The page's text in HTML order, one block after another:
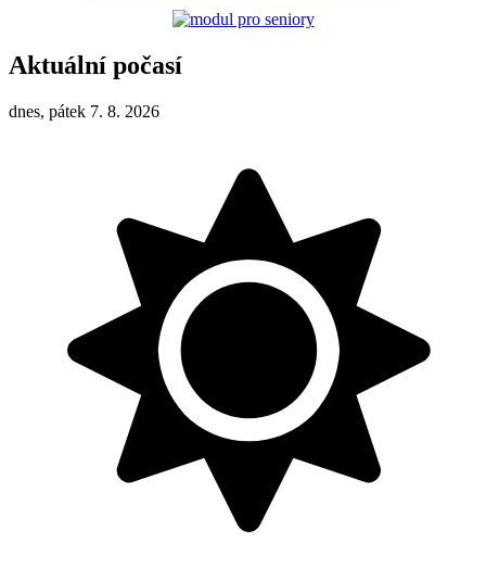
Aktuální počasí
dnes, pátek 7. 8. 2026